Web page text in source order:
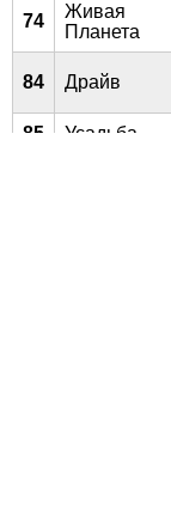
74
Живая
Планета
84 Драйв
85
Усадьба